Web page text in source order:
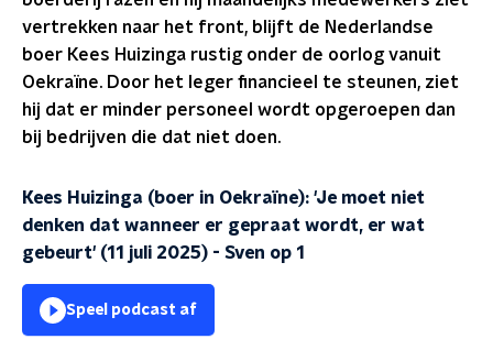
vertrekken naar het front, blijft de Nederlandse
boer Kees Huizinga rustig onder de oorlog vanuit
Oekraïne. Door het leger financieel te steunen, ziet
hij dat er minder personeel wordt opgeroepen dan
bij bedrijven die dat niet doen.
Kees Huizinga (boer in Oekraïne): 'Je moet niet
denken dat wanneer er gepraat wordt, er wat
gebeurt' (11 juli 2025) - Sven op 1
Speel podcast af